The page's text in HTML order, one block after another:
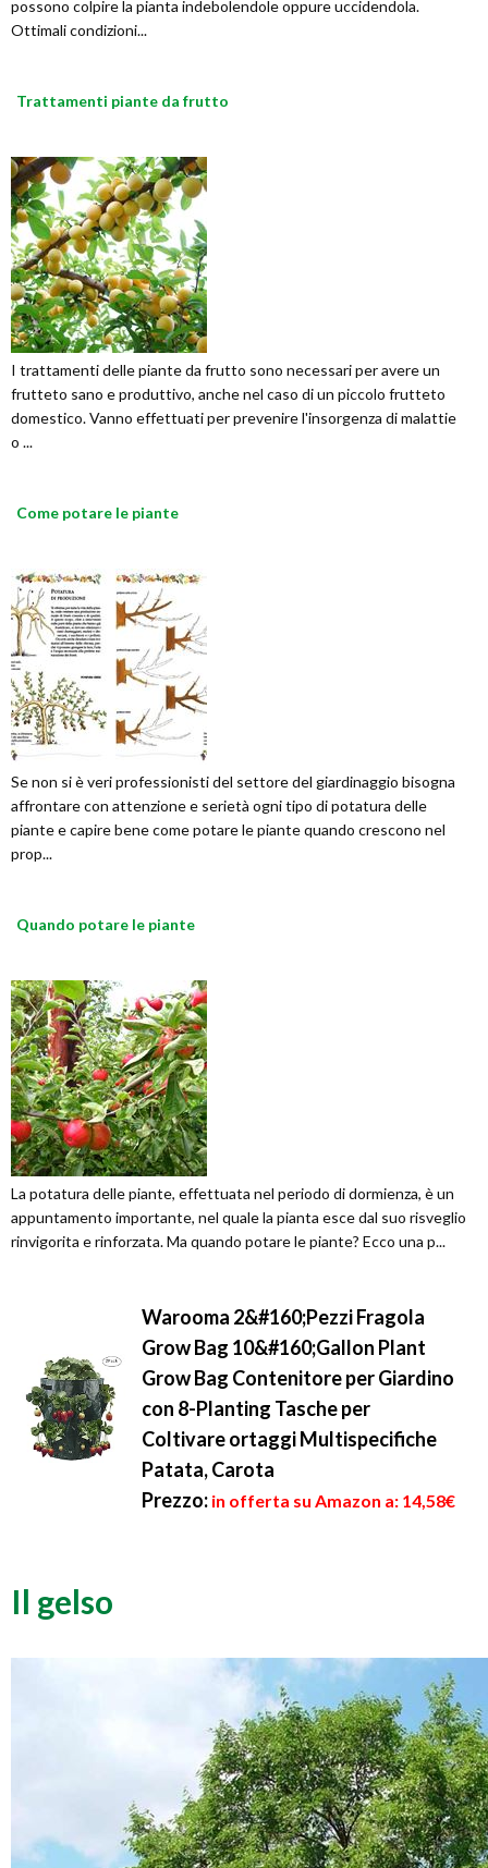
possono colpire la pianta indebolendole oppure uccidendola.
Ottimali condizioni...
Trattamenti piante da frutto
I trattamenti delle piante da frutto sono necessari per avere un
frutteto sano e produttivo, anche nel caso di un piccolo frutteto
domestico. Vanno effettuati per prevenire l'insorgenza di malattie
o ...
Come potare le piante
Se non si è veri professionisti del settore del giardinaggio bisogna
affrontare con attenzione e serietà ogni tipo di potatura delle
piante e capire bene come potare le piante quando crescono nel
prop...
Quando potare le piante
La potatura delle piante, effettuata nel periodo di dormienza, è un
appuntamento importante, nel quale la pianta esce dal suo risveglio
rinvigorita e rinforzata. Ma quando potare le piante? Ecco una p...
Warooma 2&#160;Pezzi Fragola
Grow Bag 10&#160;Gallon Plant
Grow Bag Contenitore per Giardino
con 8-Planting Tasche per
Coltivare ortaggi Multispecifiche
Patata, Carota
Prezzo: in offerta su Amazon a: 14,58€
Il gelso